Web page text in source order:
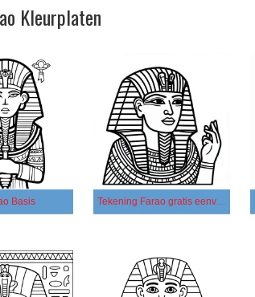
Kleurplaten
Basis Tekening Farao gratis eenvoudig